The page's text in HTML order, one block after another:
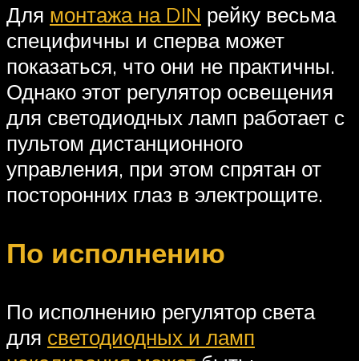
Для монтажа на DIN рейку весьма
специфичны и сперва может
показаться, что они не практичны.
Однако этот регулятор освещения
для светодиодных ламп работает с
пультом дистанционного
управления, при этом спрятан от
посторонних глаз в электрощите.
По исполнению
По исполнению регулятор света
для светодиодных и ламп